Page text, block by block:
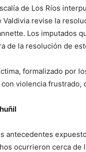
de Los Ríos
Valdivia revise la
Los imputados
de la resolución de
formalizado por
violencia
antecedentes
ocurrieron cerca de